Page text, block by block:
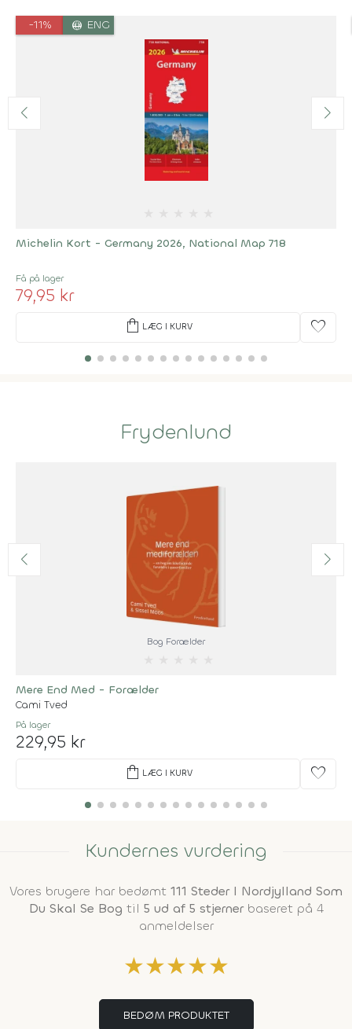
-11% language ENG
Michelin Kort - Germany 2026, National Map 718
Få på lager
79,95 kr
shopping_bag LÆG I KURV favorite
Frydenlund
Bog Forælder
Mere End Med - Forælder
Cami Tved
På lager
229,95 kr
shopping_bag LÆG I KURV favorite
Kundernes vurdering
Vores brugere har bedømt 111 Steder I Nordjylland Som
Du Skal Se Bog til 5 ud af 5 stjernerbaseret på 4
anmeldelser
★★★★★
BEDØM PRODUKTET